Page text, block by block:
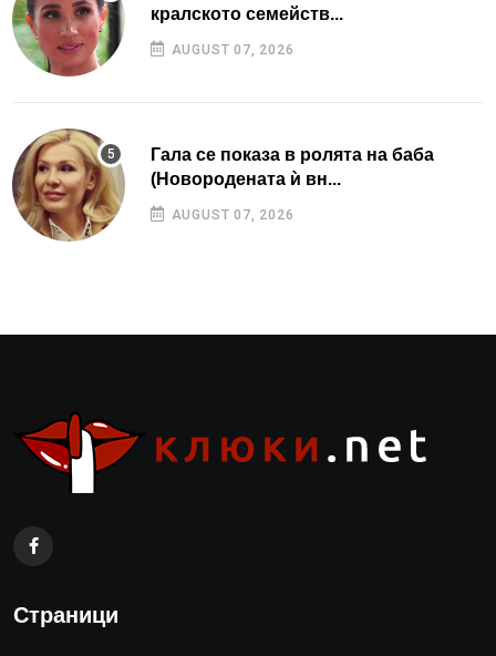
кралското семейств...
AUGUST 07, 2026
Гала се показа в ролята на баба
(Новородената ѝ вн...
AUGUST 07, 2026
Страници